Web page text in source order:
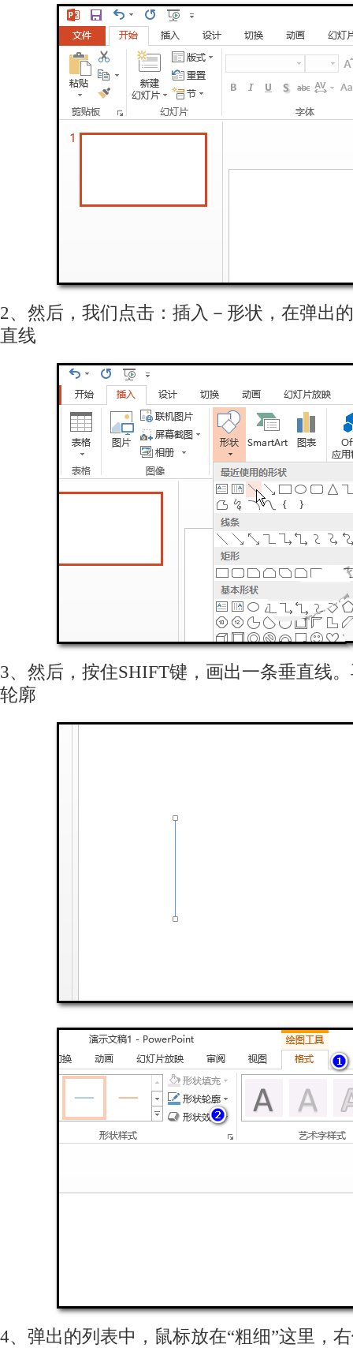
2、然后，我们点击：插入－形状，在弹出
直线
3、然后，按住SHIFT键，画出一条垂直线
轮廓
4、弹出的列表中，鼠标放在“粗细”这里，